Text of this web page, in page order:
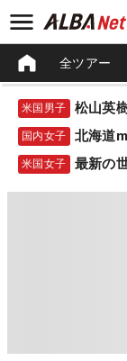
全ツアー
米国男子 松山英
国内女子 北海道
米国女子 最新の